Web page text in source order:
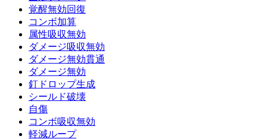
覚醒無効回復
コンボ加算
属性吸収無効
ダメージ吸収無効
ダメージ無効貫通
ダメージ無効
釘ドロップ生成
シールド破壊
自傷
コンボ吸収無効
軽減ループ